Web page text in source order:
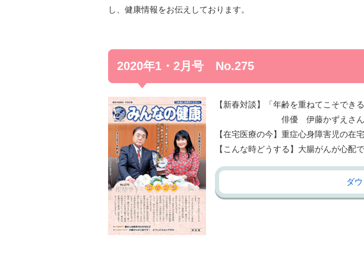
し、健康情報をお伝えしております。
2020年1・2月号 No.275
【新春対談】「年齢を重ねてこそでき
俳優 伊藤かずえさん
【在宅医療の今】重症心身障害児の在
【こんな時どうする】大腸がんが心配
ダ